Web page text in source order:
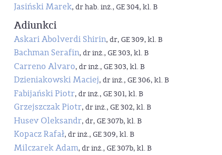
Jasiński Marek, dr hab. inż., GE 304, kl. B
Adiunkci
Askari Abolverdi Shirin, dr, GE 309, kl. B
Bachman Serafin, dr inż., GE 303, kl. B
Carreno Alvaro, dr inż., GE 303, kl. B
Dzieniakowski Maciej, dr inż., GE 306, kl. B
Fabijański Piotr, dr inż., GE 301, kl. B
Grzejszczak Piotr, dr inż., GE 302, kl. B
Husev Oleksandr, dr, GE 307b, kl. B
Kopacz Rafał, dr inż., GE 309, kl. B
Milczarek Adam, dr inż., GE 307b, kl. B